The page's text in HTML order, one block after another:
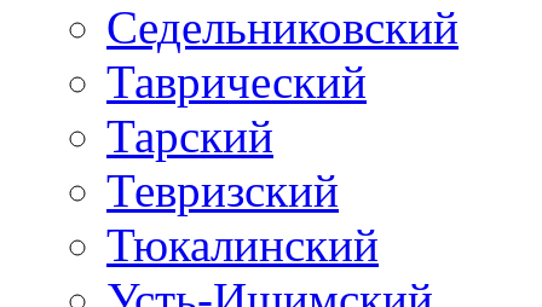
Седельниковский
Таврический
Тарский
Тевризский
Тюкалинский